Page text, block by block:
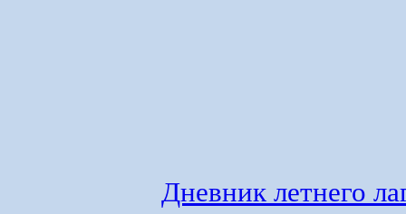
Дневник летнего